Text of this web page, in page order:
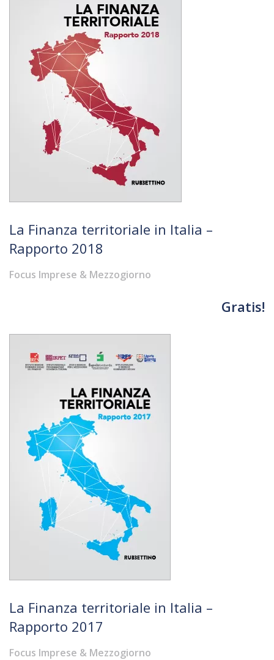
La Finanza territoriale in Italia –
Rapporto 2018
Focus Imprese & Mezzogiorno
Gratis!
La Finanza territoriale in Italia –
Rapporto 2017
Focus Imprese & Mezzogiorno